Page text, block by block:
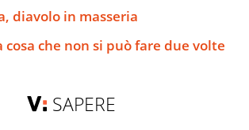
diavolo in masseria
cosa che non si può fare due volte
SAPERE